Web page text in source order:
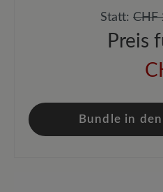
Statt: CHF
Preis
Bundle in